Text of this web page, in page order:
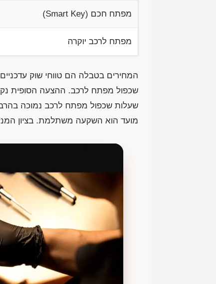
מפתח חכם (Smart Key)
מפתח לרכב יוקרה
שכפול מפתח לרכב. ההצעה הסופית
שעלות שכפול מפתח לרכב נמוכה
מועד הוא השקעה משתלמת. בציון